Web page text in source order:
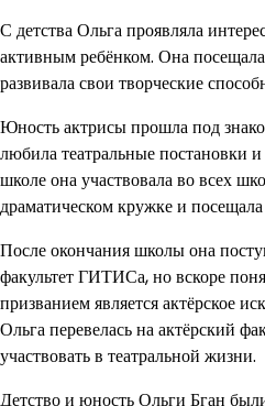
С детства Ольга проявляла
активным ребёнком. Она
развивала свои творческие
Юность актрисы прошла под
любила театральные постановки
школе она участвовала во всех
драматическом кружке и
После окончания школы она
факультет ГИТИСа, но вскоре
призванием является актёрское
Ольга перевелась на актёрский
участвовать в театральной жизни.
Детство и юность Ольги Бган